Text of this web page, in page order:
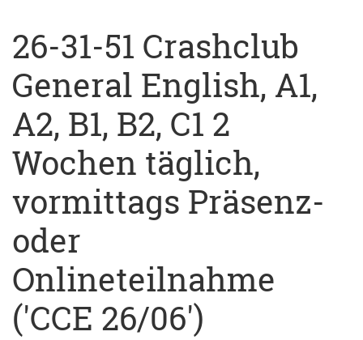
26-31-51 Crashclub
General English, A1,
A2, B1, B2, C1 2
Wochen täglich,
vormittags Präsenz-
oder
Onlineteilnahme
('CCE 26/06')